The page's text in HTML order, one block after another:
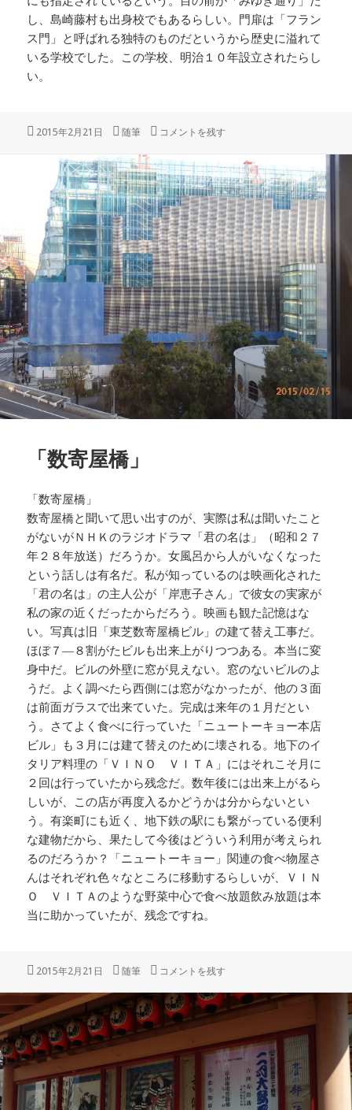
し、島崎藤村も出身校でもあるらしい。門扉は「フラン
ス門」と呼ばれる独特のものだというから歴史に溢れて
いる学校でした。この学校、明治１０年設立されたらし
い。
投
2015年2月21日
カ
ゴ
リ
ー
随筆 「泰明小学校」 に
コメントを残す
「数寄屋橋」
「数寄屋橋」
数寄屋橋と聞いて思い出すのが、実際は私は聞いたこと
がないがＮＨＫのラジオドラマ「君の名は」（昭和２７
年２８年放送）だろうか。女風呂から人がいなくなった
という話しは有名だ。私が知っているのは映画化された
「君の名は」の主人公が「岸恵子さん」で彼女の実家が
私の家の近くだったからだろう。映画も観た記憶はな
い。写真は旧「東芝数寄屋橋ビル」の建て替え工事だ。
ほぼ７―８割がたビルも出来上がりつつある。本当に変
身中だ。ビルの外壁に窓が見えない。窓のないビルのよ
うだ。よく調べたら西側には窓がなかったが、他の３面
は前面ガラスで出来ていた。完成は来年の１月だとい
う。さてよく食べに行っていた「ニュートーキョー本店
ビル」も３月には建て替えのために壊される。地下のイ
タリア料理の「ＶＩＮＯ ＶＩＴＡ」にはそれこそ月に
２回は行っていたから残念だ。数年後には出来上がるら
しいが、この店が再度入るかどうかは分からないとい
う。有楽町にも近く、地下鉄の駅にも繋がっている便利
な建物だから、果たして今後はどういう利用が考えられ
るのだろうか？「ニュートーキョー」関連の食べ物屋さ
んはそれぞれ色々なところに移動するらしいが、ＶＩＮ
Ｏ ＶＩＴＡのような野菜中心で食べ放題飲み放題は本
当に助かっていたが、残念ですね。
投
日:
2015年2月21日
カ
ゴ
リ
ー
随筆 「数寄屋橋」 に
コメントを残す